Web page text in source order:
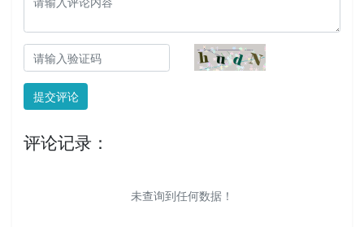
提交评论
评论记录：
未查询到任何数据！